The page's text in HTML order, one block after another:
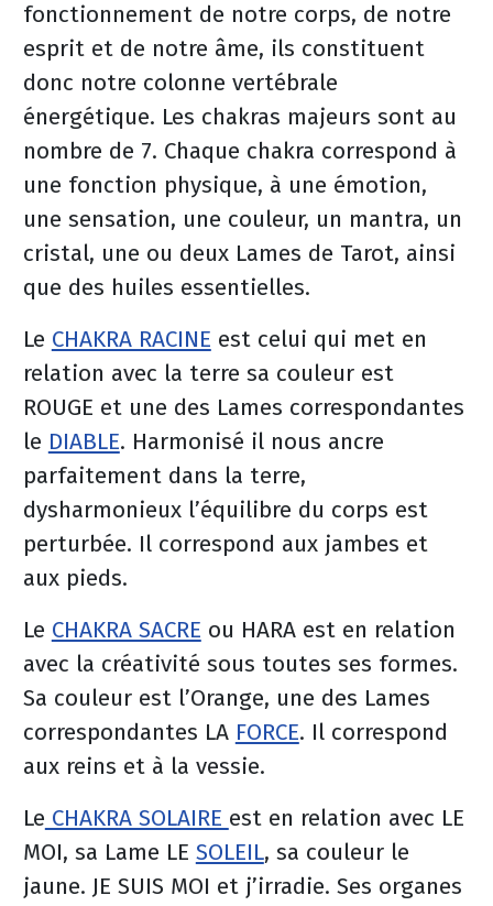
fonctionnement de notre corps, de notre
esprit et de notre âme, ils constituent
donc notre colonne vertébrale
énergétique. Les chakras majeurs sont au
nombre de 7. Chaque chakra correspond à
une fonction physique, à une émotion,
une sensation, une couleur, un mantra, un
cristal, une ou deux Lames de Tarot, ainsi
que des huiles essentielles.
Le CHAKRA RACINE est celui qui met en
relation avec la terre sa couleur est
ROUGE et une des Lames correspondantes
le DIABLE. Harmonisé il nous ancre
parfaitement dans la terre,
dysharmonieux l’équilibre du corps est
perturbée. Il correspond aux jambes et
aux pieds.
Le CHAKRA SACRE ou HARA est en relation
avec la créativité sous toutes ses formes.
Sa couleur est l’Orange, une des Lames
correspondantes LA FORCE. Il correspond
aux reins et à la vessie.
Le CHAKRA SOLAIRE est en relation avec LE
MOI, sa Lame LE SOLEIL, sa couleur le
jaune. JE SUIS MOI et j’irradie. Ses organes